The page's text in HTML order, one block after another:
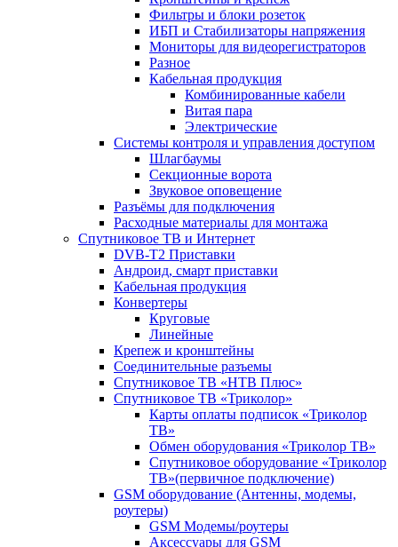
Фильтры и блоки розеток
ИБП и Стабилизаторы напряжения
Мониторы для видеорегистраторов
Разное
Кабельная продукция
Комбинированные кабели
Витая пара
Электрические
Системы контроля и управления доступом
Шлагбаумы
Секционные ворота
Звуковое оповещение
Разъёмы для подключения
Расходные материалы для монтажа
Спутниковое ТВ и Интернет
DVB-Т2 Приставки
Андроид, смарт приставки
Кабельная продукция
Конвертеры
Круговые
Линейные
Крепеж и кронштейны
Соединительные разъемы
Спутниковое ТВ «НТВ Плюс»
Спутниковое ТВ «Триколор»
Карты оплаты подписок «Триколор
ТВ»
Обмен оборудования «Триколор ТВ»
Спутниковое оборудование «Триколор
ТВ»(первичное подключение)
GSM оборудование (Антенны, модемы,
роутеры)
GSM Модемы/роутеры
Аксессуары для GSM